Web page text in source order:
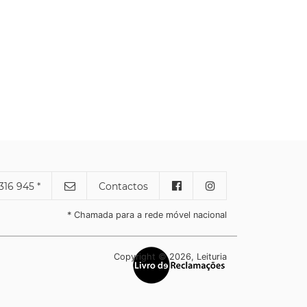
945 * Contactos
* Chamada para a rede móvel nacional
Copyright © 2026, Leituria